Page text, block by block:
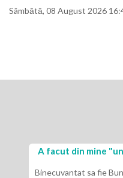
Sâmbătă, 08 August 2026
A facut din mine
Binecuvantat sa fie